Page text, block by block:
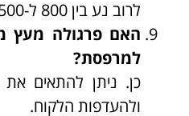
לרוב נע בין 800 ל-1,500 ש"ח למ"ר.
האם פרגולה מעץ
למרפסת?
כן. ניתן להתאים
ולהעדפות הלקוח.